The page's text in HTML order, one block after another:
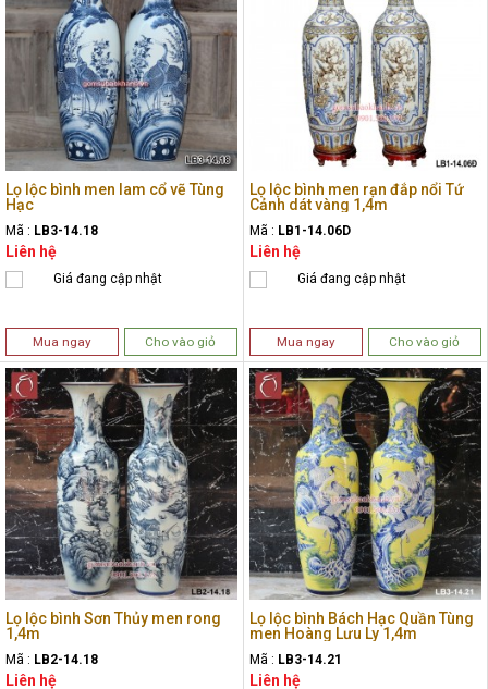
Lọ lộc bình men lam cổ vẽ Tùng
Hạc
Mã : LB3-14.18
Liên hệ
Giá đang cập nhật
Mua ngay Cho vào giỏ
Lọ lộc bình men rạn đắp nổi Tứ
Cảnh dát vàng 1,4m
Mã : LB1-14.06D
Liên hệ
Giá đang cập nhật
Mua ngay Cho vào giỏ
Lọ lộc bình Sơn Thủy men rong
1,4m
Mã : LB2-14.18
Liên hệ
Lọ lộc bình Bách Hạc Quần Tùng
men Hoàng Lưu Ly 1,4m
Mã : LB3-14.21
Liên hệ